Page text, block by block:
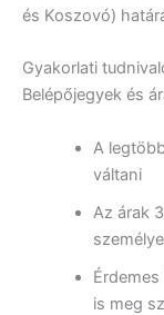
és Koszovó)
Gyakorlati
Belépőjegyek és
A
váltani
Az árak
is meg